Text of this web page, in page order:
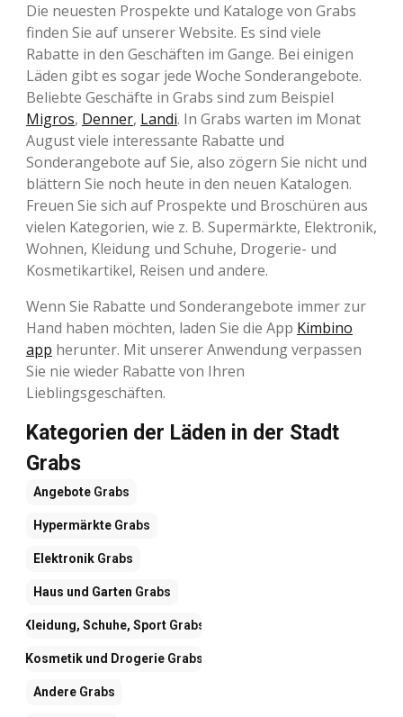
Die neuesten Prospekte und Kataloge von Grabs
finden Sie auf unserer Website. Es sind viele
Rabatte in den Geschäften im Gange. Bei einigen
Läden gibt es sogar jede Woche Sonderangebote.
Beliebte Geschäfte in Grabs sind zum Beispiel
Migros, Denner, Landi. In Grabs warten im Monat
August viele interessante Rabatte und
Sonderangebote auf Sie, also zögern Sie nicht und
blättern Sie noch heute in den neuen Katalogen.
Freuen Sie sich auf Prospekte und Broschüren aus
vielen Kategorien, wie z. B. Supermärkte, Elektronik,
Wohnen, Kleidung und Schuhe, Drogerie- und
Kosmetikartikel, Reisen und andere.
Wenn Sie Rabatte und Sonderangebote immer zur
Hand haben möchten, laden Sie die App Kimbino
app herunter. Mit unserer Anwendung verpassen
Sie nie wieder Rabatte von Ihren
Lieblingsgeschäften.
Kategorien der Läden in der Stadt
Grabs
Angebote Grabs
Hypermärkte Grabs
Elektronik Grabs
Haus und Garten Grabs
Kleidung, Schuhe, SportGrabs
Kosmetik und DrogerieGrabs
Andere Grabs